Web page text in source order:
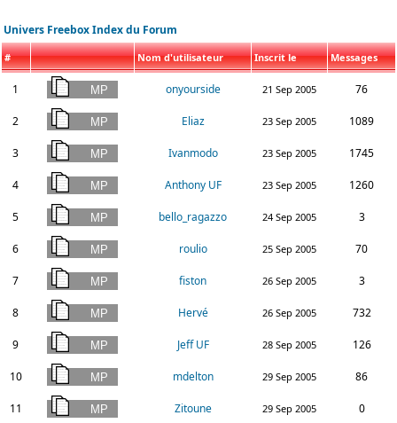
Univers Freebox Index du Forum
# Nom d'utilisateur Inscrit le Messages
1 onyourside 21 Sep 2005 76
2 Eliaz 23 Sep 2005 1089
3 Ivanmodo 23 Sep 2005 1745
4 Anthony UF 23 Sep 2005 1260
5 bello_ragazzo 24 Sep 2005 3
6 roulio 25 Sep 2005 70
7 fiston 26 Sep 2005 3
8 Hervé 26 Sep 2005 732
9 Jeff UF 28 Sep 2005 126
10 mdelton 29 Sep 2005 86
11 Zitoune 29 Sep 2005 0